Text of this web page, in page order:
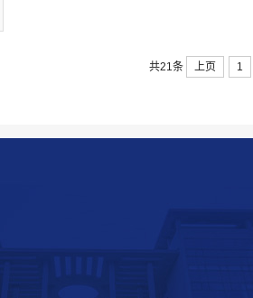
共21条 上页 1